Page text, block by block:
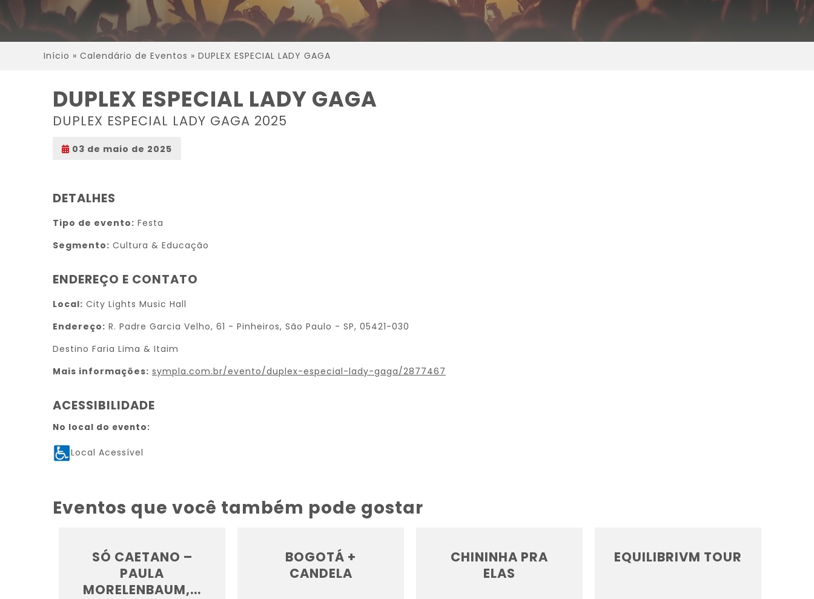
Início » Calendário de Eventos » DUPLEX ESPECIAL LADY GAGA
DUPLEX ESPECIAL LADY GAGA
DUPLEX ESPECIAL LADY GAGA 2025
03 de maio de 2025
DETALHES
Tipo de evento: Festa
Segmento: Cultura & Educação
ENDEREÇO E CONTATO
Local: City Lights Music Hall
Endereço: R. Padre Garcia Velho, 61 - Pinheiros, São Paulo - SP, 05421-030
Destino Faria Lima & Itaim
Mais informações: sympla.com.br/evento/duplex-especial-lady-gaga/2877467
ACESSIBILIDADE
No local do evento:
Local Acessível
Eventos que você também pode gostar
SÓ CAETANO –
PAULA
MORELENBAUM,...
BOGOTÁ +
CANDELA
CHININHA PRA
ELAS
EQUILIBRIVM TOUR